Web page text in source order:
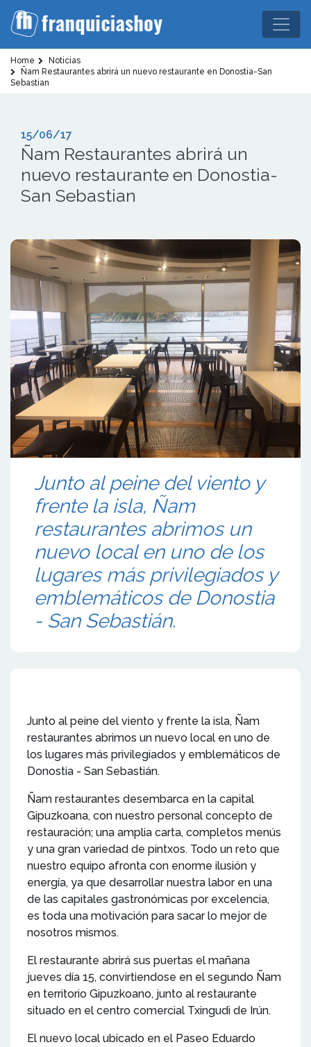
Home
Noticias
Ñam Restaurantes abrirá un nuevo restaurante en Donostia-San
Sebastian
15/06/17
Ñam Restaurantes abrirá un
nuevo restaurante en Donostia-
San Sebastian
Junto al peine del viento y
frente la isla, Ñam
restaurantes abrimos un
nuevo local en uno de los
lugares más privilegiados y
emblemáticos de Donostia
- San Sebastián.
Junto al peine del viento y frente la isla, Ñam
restaurantes abrimos un nuevo local en uno de
los lugares más privilegiados y emblemáticos de
Donostia - San Sebastián.
Ñam restaurantes desembarca en la capital
Gipuzkoana, con nuestro personal concepto de
restauración; una amplia carta, completos menús
y una gran variedad de pintxos. Todo un reto que
nuestro equipo afronta con enorme ilusión y
energía, ya que desarrollar nuestra labor en una
de las capitales gastronómicas por excelencia,
es toda una motivación para sacar lo mejor de
nosotros mismos.
El restaurante abrirá sus puertas el mañana
jueves día 15, convirtiendose en el segundo Ñam
en territorio Gipuzkoano, junto al restaurante
situado en el centro comercial Txingudi de Irún.
El nuevo local ubicado en el Paseo Eduardo